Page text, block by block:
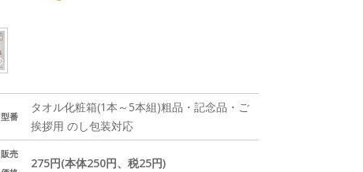
型番
タオル化粧箱(1本～5本組)粗品・記念品・ご
挨拶用 のし包装対応
販売
275円(本体250円、税25円)